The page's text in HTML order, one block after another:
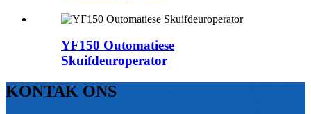
YF150 Outomatiese
Skuifdeuroperator
KONTAK ONS